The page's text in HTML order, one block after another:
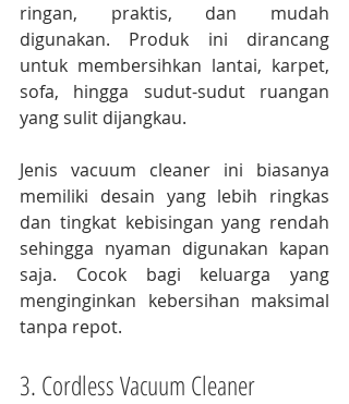
ringan, praktis, dan mudah
digunakan. Produk ini dirancang
untuk membersihkan lantai, karpet,
sofa, hingga sudut-sudut ruangan
yang sulit dijangkau.
Jenis vacuum cleaner ini biasanya
memiliki desain yang lebih ringkas
dan tingkat kebisingan yang rendah
sehingga nyaman digunakan kapan
saja. Cocok bagi keluarga yang
menginginkan kebersihan maksimal
tanpa repot.
3. Cordless Vacuum Cleaner